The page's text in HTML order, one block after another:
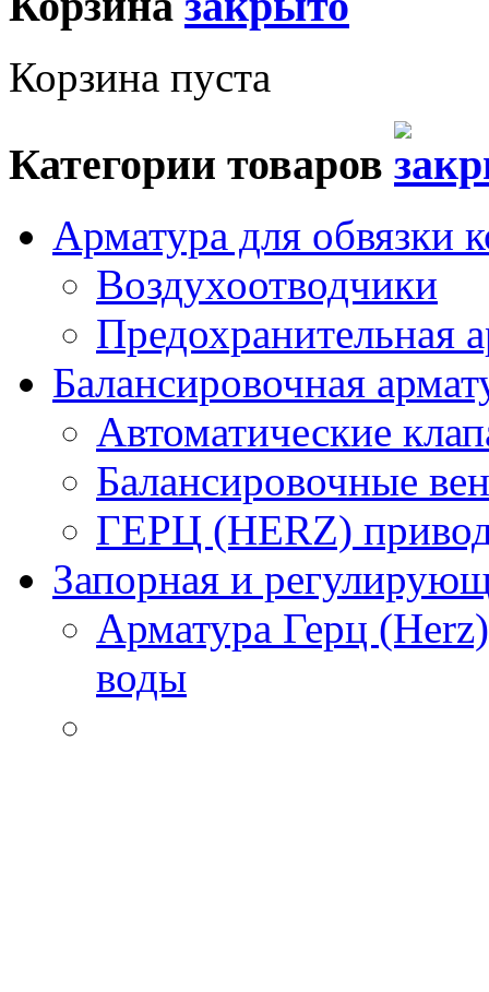
Корзина пуста
Категории товаров
Арматура для обвязки
Воздухоотводчики
Предохранительная
Балансировочная
Автоматические
Балансировочные
ГЕРЦ (HERZ)
Запорная и
Арматура Герц
воды